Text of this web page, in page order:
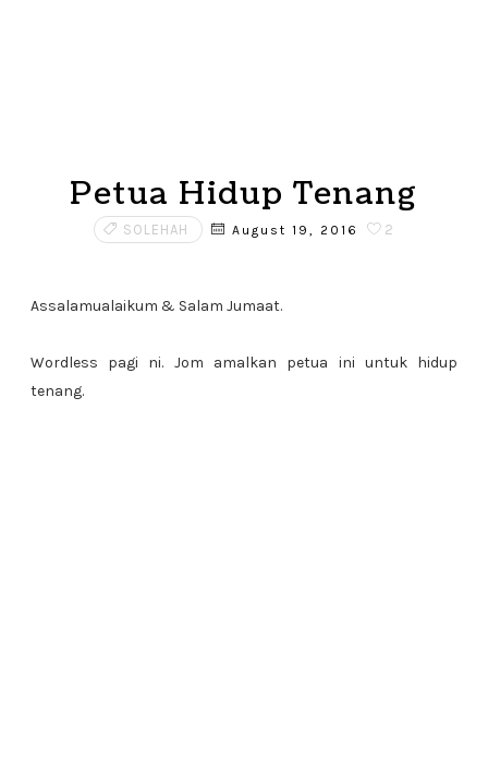
Petua Hidup Tenang
SOLEHAH August 19, 2016 2
Assalamualaikum & Salam Jumaat.
Wordless pagi ni. Jom amalkan petua ini untuk hidup
tenang.